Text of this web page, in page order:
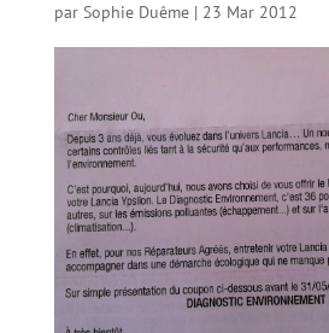
par Sophie Duême| 23 Mar 2012